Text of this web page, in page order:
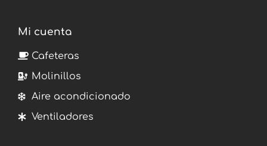
Mi cuenta
Cafeteras
Molinillos
Aire acondicionado
Ventiladores